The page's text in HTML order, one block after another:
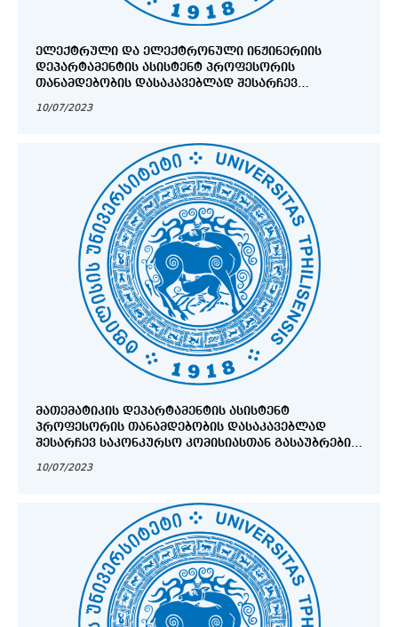
ᲔᲚᲔᲥᲢᲠᲣᲚᲘ ᲓᲐ ᲔᲚᲔᲥᲢᲠᲝᲜᲣᲚᲘ ᲘᲜᲟᲘᲜᲔᲠᲘᲘᲡ
ᲓᲔᲞᲐᲠᲢᲐᲛᲔᲜᲢᲘᲡ ᲐᲡᲘᲡᲢᲔᲜᲢ ᲞᲠᲝᲤᲔᲡᲝᲠᲘᲡ
ᲗᲐᲜᲐᲛᲓᲔᲑᲝᲑᲘᲡ ᲓᲐᲡᲐᲙᲐᲕᲔᲑᲚᲐᲓ ᲨᲔᲡᲐᲠᲩᲔᲕ
10/07/2023
ᲛᲐᲗᲔᲛᲐᲢᲘᲙᲘᲡ ᲓᲔᲞᲐᲠᲢᲐᲛᲔᲜᲢᲘᲡ ᲐᲡᲘᲡᲢᲔᲜᲢ
ᲞᲠᲝᲤᲔᲡᲝᲠᲘᲡ ᲗᲐᲜᲐᲛᲓᲔᲑᲝᲑᲘᲡ ᲓᲐᲡᲐᲙᲐᲕᲔᲑᲚᲐᲓ
ᲨᲔᲡᲐᲠᲩᲔᲕ ᲡᲐᲙᲝᲜᲙᲣᲠᲡᲝ ᲙᲝᲛᲘᲡᲘᲐᲡᲗᲐᲜ ᲒᲐᲡᲐᲣᲑᲠᲔᲑᲘᲡ
10/07/2023